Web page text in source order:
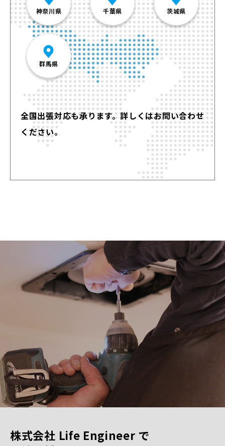
神奈川県 千葉県 茨城県
群馬県
全国出張対応も承ります。詳しくはお問い合わせ
ください。
株式会社 Life Engineer で